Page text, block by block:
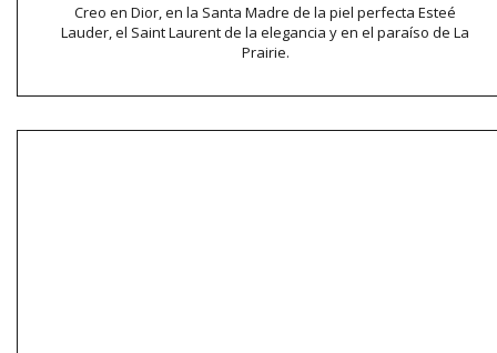
Creo en Dior, en la Santa Madre de la piel perfecta Esteé
Lauder, el Saint Laurent de la elegancia y en el paraíso de La
Prairie.